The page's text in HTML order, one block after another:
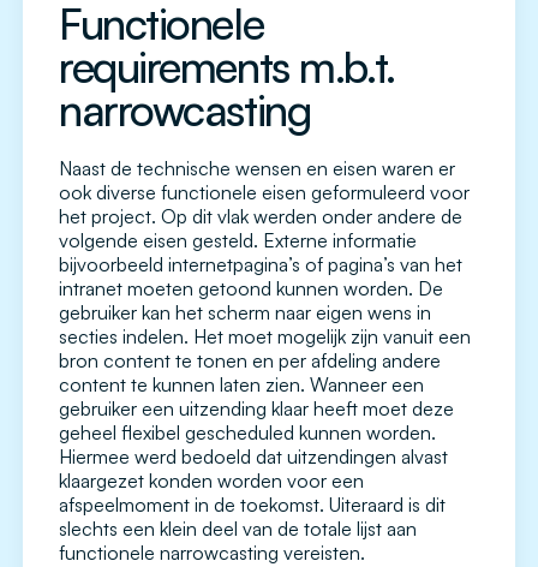
Functionele
requirements m.b.t.
narrowcasting
Naast de technische wensen en eisen waren er
ook diverse functionele eisen geformuleerd voor
het project. Op dit vlak werden onder andere de
volgende eisen gesteld. Externe informatie
bijvoorbeeld internetpagina’s of pagina’s van het
intranet moeten getoond kunnen worden. De
gebruiker kan het scherm naar eigen wens in
secties indelen. Het moet mogelijk zijn vanuit een
bron content te tonen en per afdeling andere
content te kunnen laten zien. Wanneer een
gebruiker een uitzending klaar heeft moet deze
geheel flexibel gescheduled kunnen worden.
Hiermee werd bedoeld dat uitzendingen alvast
klaargezet konden worden voor een
afspeelmoment in de toekomst. Uiteraard is dit
slechts een klein deel van de totale lijst aan
functionele narrowcasting vereisten.